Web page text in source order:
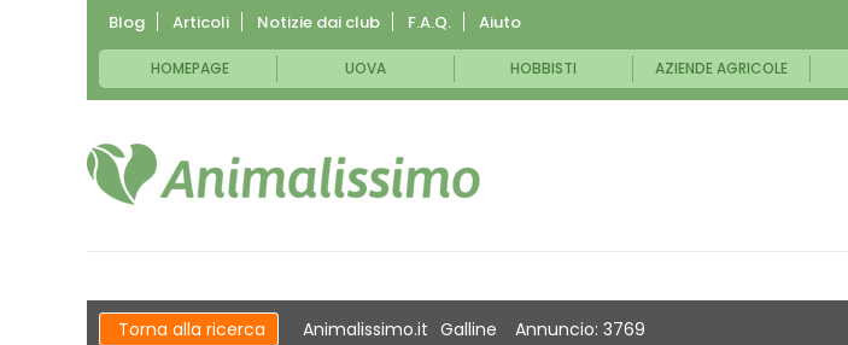
Blog Articoli Notizie dai club F.A.Q. Aiuto
HOMEPAGE UOVA HOBBISTI AZIENDE AGRICOLE
Torna alla ricerca Animalissimo.it Galline Annuncio: 3769